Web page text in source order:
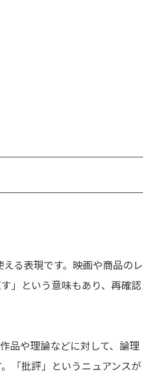
る表現です。映画や商品のレ
」という意味もあり、再確認
品や理論などに対して、論理
「批評」というニュアンスが